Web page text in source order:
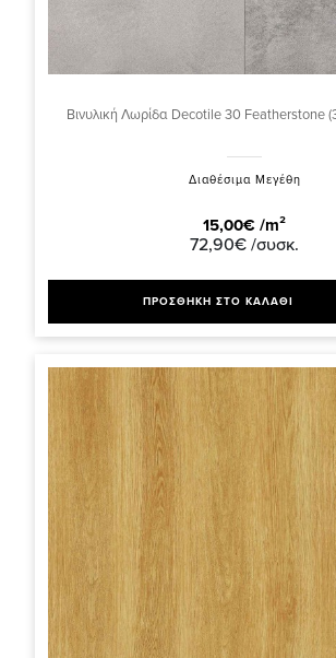
Βινυλική Λωρίδα Decotile 30 Featherstone
Διαθέσιμα Μεγέθη
15,00€ /m²
72,90€ /συσκ.
ΠΡΟΣΘΗΚΗ ΣΤΟ ΚΑΛΑΘΙ